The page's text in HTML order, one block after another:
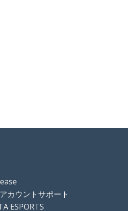
カウントサポート
ESPORTS